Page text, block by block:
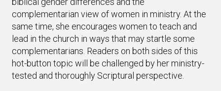
complementarian view of women in ministry. At the
same time, she encourages women to teach and
lead in the church in ways that may startle some
complementarians. Readers on both sides of this
hot-button topic will be challenged by her ministry-
tested and thoroughly Scriptural perspective.